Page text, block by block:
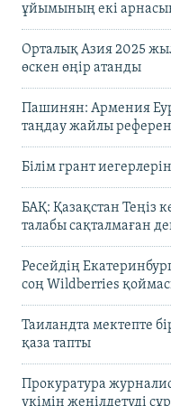
ұйымының екі
Орталық Азия 2025
өскен өңір атанды
Пашинян: Армения
таңдау жайлы
Білім грант
БАҚ: Қазақстан Теңіз
талабы сақталмаған
Ресейдің
соң Wildberries
Таиландта мектепте
қаза тапты
Прокуратура
үкімін жеңілдетуді